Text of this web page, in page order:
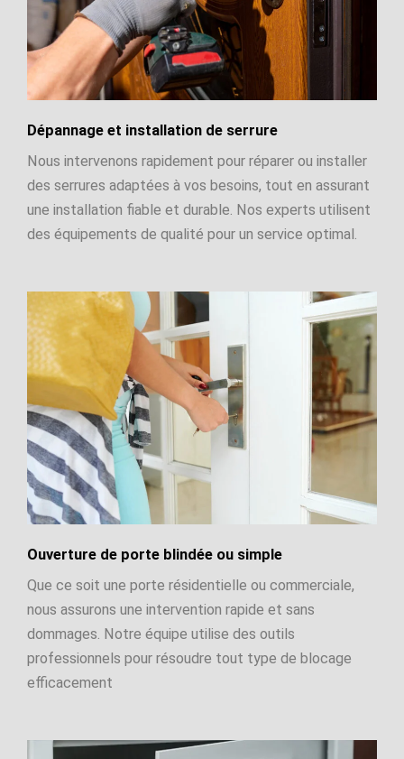
Dépannage et installation de serrure
Nous intervenons rapidement pour réparer ou installer
des serrures adaptées à vos besoins, tout en assurant
une installation fiable et durable. Nos experts utilisent
des équipements de qualité pour un service optimal.
Ouverture de porte blindée ou simple
Que ce soit une porte résidentielle ou commerciale,
nous assurons une intervention rapide et sans
dommages. Notre équipe utilise des outils
professionnels pour résoudre tout type de blocage
efficacement